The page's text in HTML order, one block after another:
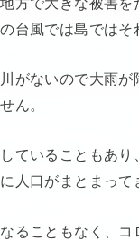
台風では島ではそ
がないので大雨
ん。
ていることもあ
人口がまとまって
ることもなく、